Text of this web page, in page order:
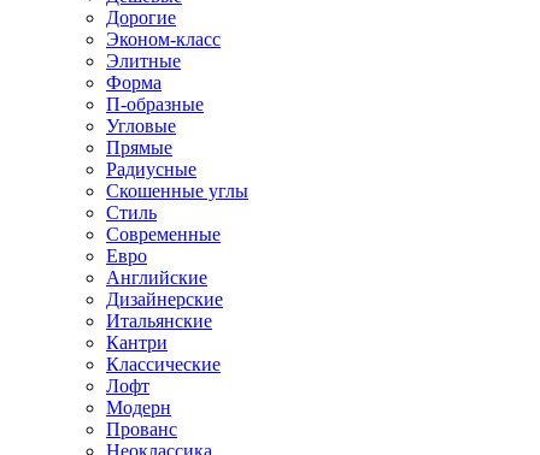
Дорогие
Эконом-класс
Элитные
Форма
П-образные
Угловые
Прямые
Радиусные
Скошенные углы
Стиль
Современные
Евро
Английские
Дизайнерские
Итальянские
Кантри
Классические
Лофт
Модерн
Прованс
Неоклассика